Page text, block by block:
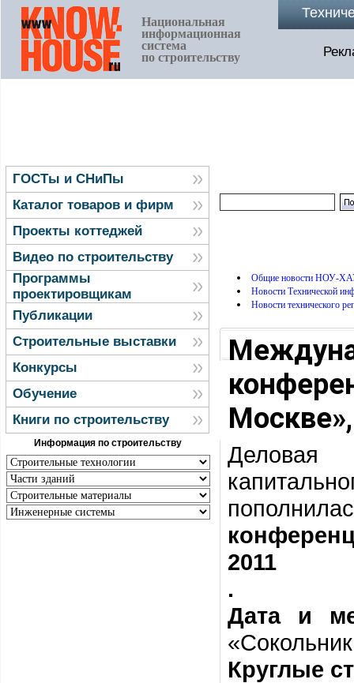
Национальная
информационная
система
по строительству
ГОСТы и СНиПы
Каталог товаров и фирм
Проекты коттеджей
Видео по строительству
Программы
проектировщикам
Публикации
Строительные выставки
Конкурсы
Обучение
Книги по строительству
Информация по строительству
Общие новости НОУ-
Новости Технической
Новости технического
Деловая
2011
.
Дата и
Круглые